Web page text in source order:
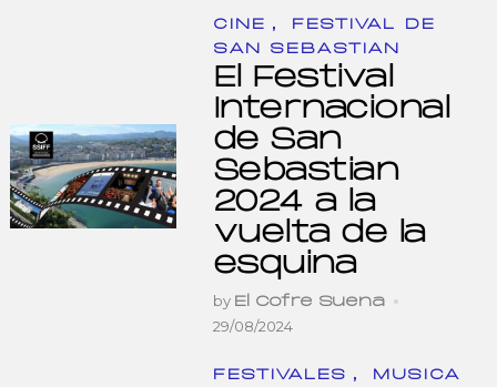
CINE ,
FESTIVAL DE
SAN SEBASTIAN
El Festival
Internacional
de San
Sebastian
2024 a la
vuelta de la
esquina
by El Cofre Suena
29/08/2024
FESTIVALES , MUSICA